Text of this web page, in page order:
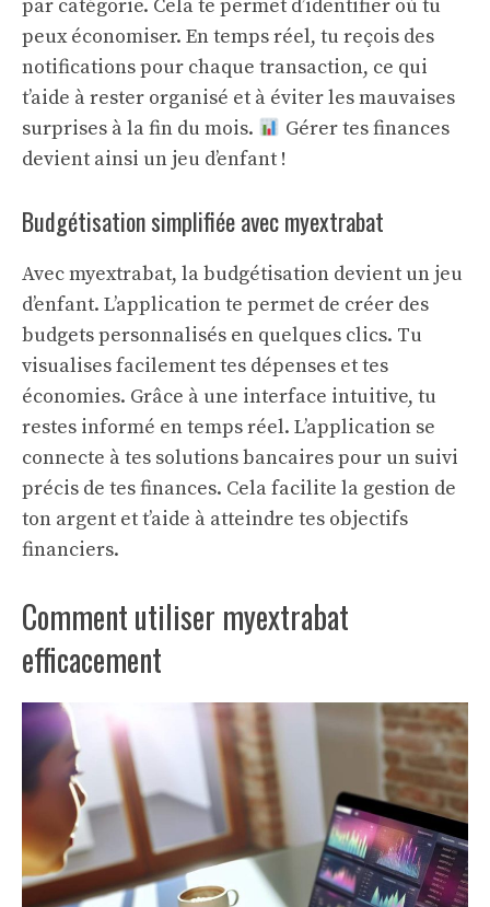
par catégorie. Cela te permet d’identifier où tu
peux économiser. En temps réel, tu reçois des
notifications pour chaque transaction, ce qui
t’aide à rester organisé et à éviter les mauvaises
surprises à la fin du mois.
Gérer tes finances
devient ainsi un jeu d’enfant !
Budgétisation simplifiée avec myextrabat
Avec myextrabat, la budgétisation devient un jeu
d’enfant. L’application te permet de créer des
budgets personnalisés en quelques clics. Tu
visualises facilement tes dépenses et tes
économies. Grâce à une interface intuitive, tu
restes informé en temps réel. L’application se
connecte à tes solutions bancairespour un suivi
précis de tes finances. Cela facilite la gestion de
ton argent et t’aide à atteindre tes objectifs
financiers.
Comment utiliser myextrabat
efficacement